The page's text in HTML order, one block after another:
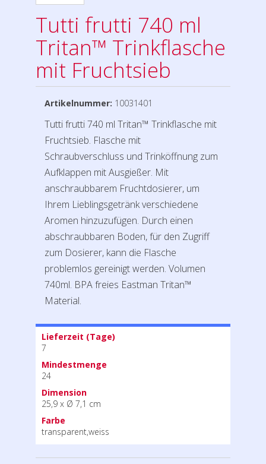
Tutti frutti 740 ml
Tritan™ Trinkflasche
mit Fruchtsieb
Artikelnummer: 10031401
Tutti frutti 740 ml Tritan™ Trinkflasche mit
Fruchtsieb. Flasche mit
Schraubverschluss und Trinköffnung zum
Aufklappen mit Ausgießer. Mit
anschraubbarem Fruchtdosierer, um
Ihrem Lieblingsgetränk verschiedene
Aromen hinzuzufügen. Durch einen
abschraubbaren Boden, für den Zugriff
zum Dosierer, kann die Flasche
problemlos gereinigt werden. Volumen
740ml. BPA freies Eastman Tritan™
Material.
Lieferzeit (Tage)
7
Mindestmenge
24
Dimension
25,9 x Ø 7,1 cm
Farbe
transparent,weiss